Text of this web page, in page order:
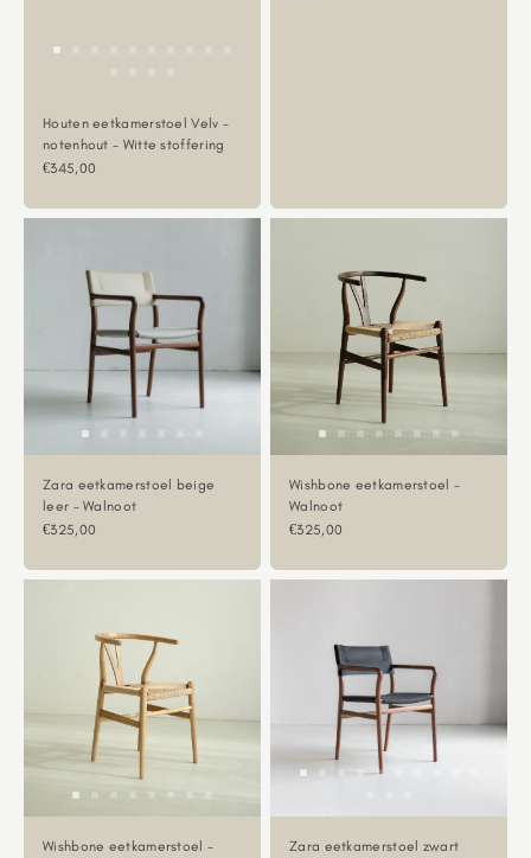
Houten eetkamerstoel Velv -
notenhout - Witte stoffering
Aanbiedingsprijs
€345,00
Zara eetkamerstoel beige
leer - Walnoot
Aanbiedingsprijs
€325,00
Wishbone eetkamerstoel -
Walnoot
Aanbiedingsprijs
€325,00
Wishbone eetkamerstoel -
Zara eetkamerstoel zwart